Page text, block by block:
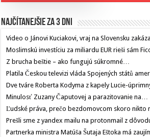
Najčítanejšie za 3 dni
Video o Jánovi Kuciakovi, vraj na Slovensku
Moslimskú investíciu za miliardu EUR rieši sám
Z brucha beštie – ako fungujú súkromné…
Platila Českou televizi vláda Spojených států
Dve tváre Roberta Kodyma z kapely Lucie-
Minulosť Zuzany Čaputovej a parazitovanie na…
Ľudské práva, prečo bezdomovcom skoro
Prešli sme z yandex mailu na protonmail z
Partnerka ministra Matúša Šutaja Eštoka má